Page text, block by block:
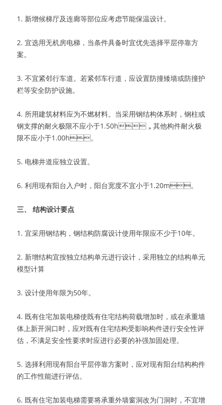
1. 新增候梯厅及连廊等部位应考虑节能保温设计。
2. 宜选用无机房电梯，当条件具备时宜优先选择平层停靠方
案。
3. 不宜紧邻行车道。若紧邻车行道，应设置防撞矮墙或防撞护
栏等安全防护设施。
4. 所用建筑材料应为不燃材料。当采用钢结构体系时，钢柱或
钢支撑的耐火极限不应小于1.50h，其他构件耐火极
限不应小于1.00h。
5. 电梯井道应独立设置。
6. 利用现有阳台入户时，阳台宽度不宜小于1.20m。
三、 结构设计要点
1. 宜采用钢结构，钢结构防腐设计使用年限应不少于10年。
2. 新增结构宜按独立结构单元进行设计，采用独立的结构单元
模型计算
3. 设计使用年限为50年。
4. 既有住宅加装电梯使既有住宅结构荷载增加时，或在承重墙
体上新开洞口时，应对既有住宅结构受影响构件进行安全性评
估，不满足安全性要求时应进行必要的补强加固处理。
5. 选择利用现有阳台平层停靠方案时，应对现有阳台结构构件
的工作性能进行评估。
6. 既有住宅加装电梯需要将承重外墙窗洞改为门洞时，不宜增